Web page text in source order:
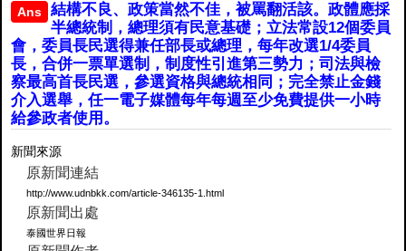
Ans
結構不良、政策當然不佳，被罵翻活該。政體應採
半總統制，總理須有民意基礎；立法常設12個委員
會，委員長民選得兼任部長或總理，每年改選1/4委員
長，合併一票單選制，制度性引進第三勢力；司法與檢
察最高首長民選，參選資格與總統相同；完全禁止金錢
介入選舉，任一電子媒體每年每週至少免費提供一小時
給參政者使用。
新聞來源
原新聞連結
http://www.udnbkk.com/article-346135-1.html
原新聞出處
泰國世界日報